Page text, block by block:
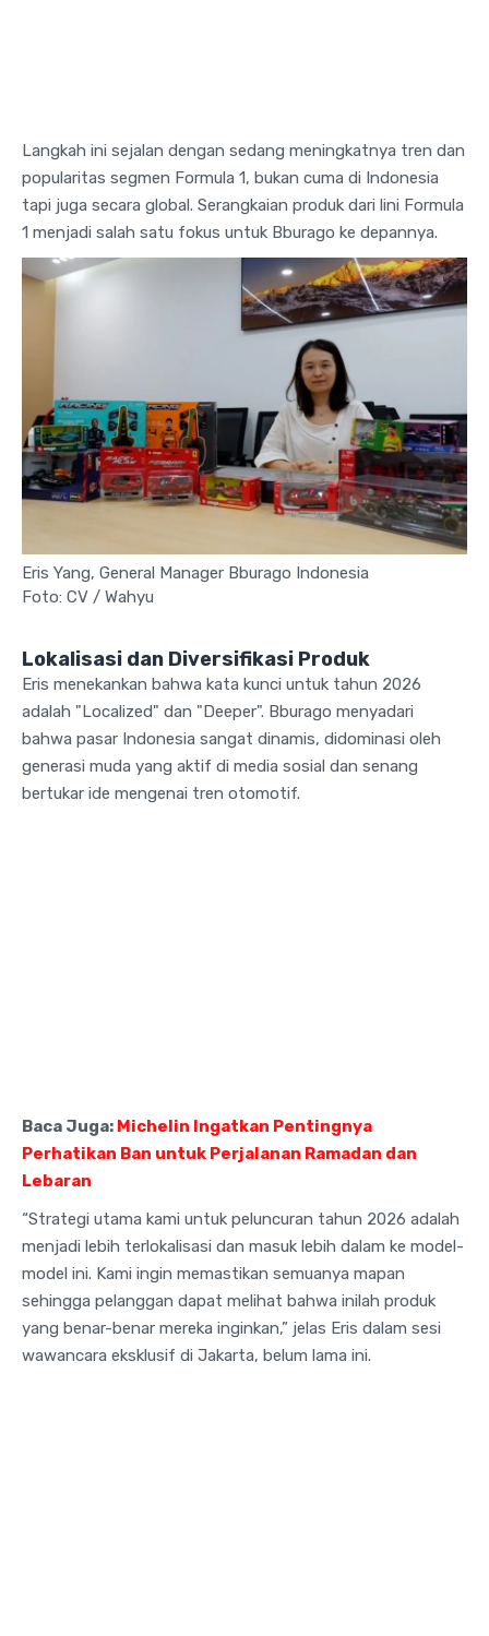
Langkah ini sejalan dengan sedang meningkatnya tren dan
popularitas segmen Formula 1, bukan cuma di Indonesia
tapi juga secara global. Serangkaian produk dari lini Formula
1 menjadi salah satu fokus untuk Bburago ke depannya.
Eris Yang, General Manager Bburago Indonesia
Foto: CV / Wahyu
Lokalisasi dan Diversifikasi Produk
Eris menekankan bahwa kata kunci untuk tahun 2026
adalah "Localized" dan "Deeper". Bburago menyadari
bahwa pasar Indonesia sangat dinamis, didominasi oleh
generasi muda yang aktif di media sosial dan senang
bertukar ide mengenai tren otomotif.
Baca Juga: Michelin Ingatkan Pentingnya
Perhatikan Ban untuk Perjalanan Ramadan dan
Lebaran
“Strategi utama kami untuk peluncuran tahun 2026 adalah
menjadi lebih terlokalisasi dan masuk lebih dalam ke model-
model ini. Kami ingin memastikan semuanya mapan
sehingga pelanggan dapat melihat bahwa inilah produk
yang benar-benar mereka inginkan,” jelas Eris dalam sesi
wawancara eksklusif di Jakarta, belum lama ini.